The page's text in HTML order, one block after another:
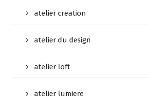
atelier creation
atelier du design
atelier loft
atelier lumiere